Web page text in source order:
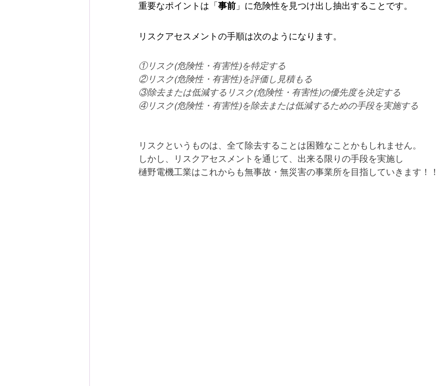
重要なポイントは「 事前 」に危険性を見つけ出し抽出することです。
リスクアセスメントの手順は次のようになります。
①リスク(危険性・有害性)を特定する
②リスク(危険性・有害性)を評価し見積もる
③除去または低減するリスク(危険性・有害性)の優先度を決定する
④リスク(危険性・有害性)を除去または低減するための手段を実施する
リスクというものは、全て除去することは困難なことかもしれません。
しかし、リスクアセスメントを通じて、出来る限りの手段を実施し
樋野電機工業はこれからも無事故・無災害の事業所を目指していきます！